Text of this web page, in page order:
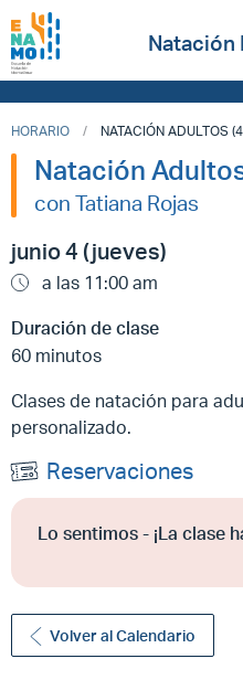
Natación
HORARIO NATACIÓN ADULTOS
Natación
con Tatiana Rojas
junio 4 (jueves)
a las 11:00 am
Duración de clase
60 minutos
Clases de natación para
personalizado.
Reservaciones
Lo sentimos - ¡La clase
Volver al Calendario